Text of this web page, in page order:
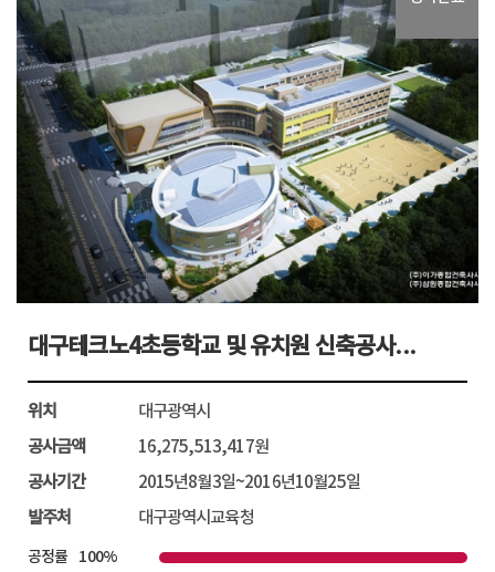
공사금액
28,654,158,940원
공사기간
2014년5월14일~2016년11월2일
발주처
국가식품클러스터 지원센터
자세히보기
대구테크노4초등학교 및 유치원 신축공사...
위치
대구광역시
공사금액
16,275,513,417원
공사기간
2015년8월3일~2016년10월25일
발주처
대구광역시교육청
공정률 100%